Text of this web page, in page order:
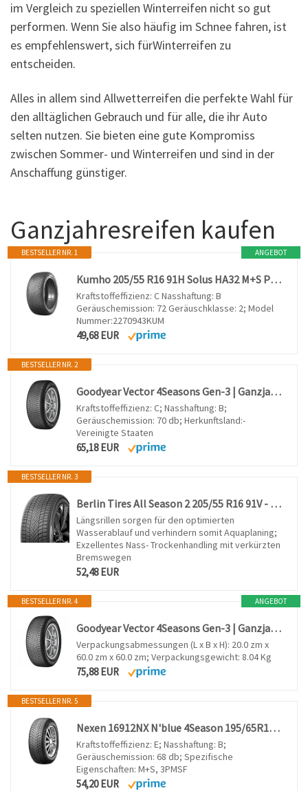
im Vergleich zu speziellen Winterreifen nicht so gut
performen. Wenn Sie also häufig im Schnee fahren, ist
es empfehlenswert, sich fürWinterreifen zu
entscheiden.
Alles in allem sind Allwetterreifen die perfekte Wahl für
den alltäglichen Gebrauch und für alle, die ihr Auto
selten nutzen. Sie bieten eine gute Kompromiss
zwischen Sommer- und Winterreifen und sind in der
Anschaffung günstiger.
Ganzjahresreifen kaufen
ANGEBOT
BESTSELLER NR. 1
Kumho 205/55 R16 91H Solus HA32 M+S PKW Ganzjahresreifen, 205/55R16 91H - M+S/3PMSF
Kraftstoffeffizienz: C Nasshaftung: B
Geräuschemission: 72 Geräuschklasse: 2; Model
Nummer:2270943KUM
49,68 EUR
BESTSELLER NR. 2
Goodyear Vector 4Seasons Gen-3 | Ganzjahresreifen
Kraftstoffeffizienz: C; Nasshaftung: B;
Geräuschemission: 70 db; Herkunftsland:-
Vereinigte Staaten
65,18 EUR
BESTSELLER NR. 3
Berlin Tires All Season 2 205/55 R16 91V - C/C/71dB Ganzjahresreifen (PKW)
Längsrillen sorgen für den optimierten
Wasserablauf und verhindern somit Aquaplaning;
Exzellentes Nass- Trockenhandling mit verkürzten
Bremswegen
52,48 EUR
ANGEBOT
BESTSELLER NR. 4
Goodyear Vector 4Seasons Gen-3 | Ganzjahresreifen
Verpackungsabmessungen (L x B x H): 20.0 zm x
60.0 zm x 60.0 zm; Verpackungsgewicht: 8.04 Kg
75,88 EUR
BESTSELLER NR. 5
Nexen 16912NX N'blue 4Season 195/65R15 91H Allwetterreifen
Kraftstoffeffizienz: E; Nasshaftung: B;
Geräuschemission: 68 db; Spezifische
Eigenschaften: M+S, 3PMSF
54,20 EUR